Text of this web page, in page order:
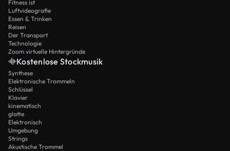
Fitness ist
Luftvideografie
Essen & Trinken
Reisen
Der Transport
Technologie
Zoom virtuelle Hintergründe
Kostenlose Stockmusik
Synthese
Elektronische Trommeln
Schlüssel
Klavier
kinematisch
glatte
Elektronisch
Umgebung
Strings
Akustische Trommel